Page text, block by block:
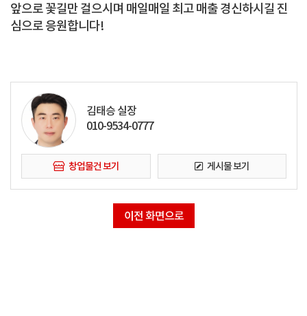
앞으로 꽃길만 걸으시며 매일매일 최고 매출 경신하시길 진
심으로 응원합니다!
김태승 실장
010-9534-0777
창업물건 보기 게시물 보기
이전 화면으로